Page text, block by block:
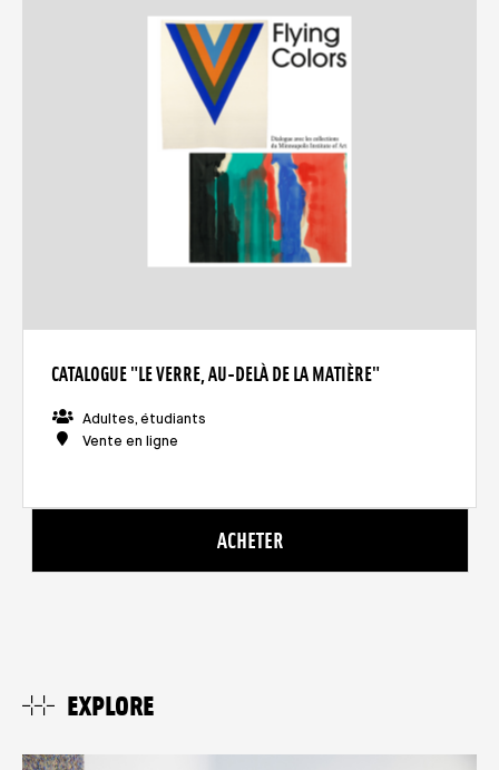
CATALOGUE "LE VERRE, AU-DELÀ DE LA MATIÈRE"
Adultes, étudiants
Vente en ligne
ACHETER
EXPLORE